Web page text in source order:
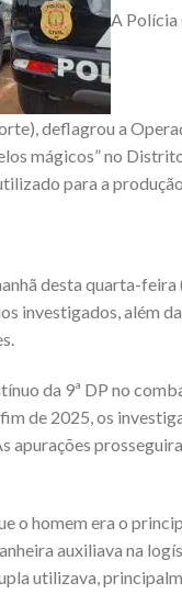
A Polícia
deflagrou a
mágicos” no
para a
desta quarta-
investigados, além
da 9ª DP no
de 2025, os
apurações
o homem era o
auxiliava na
utilizava,